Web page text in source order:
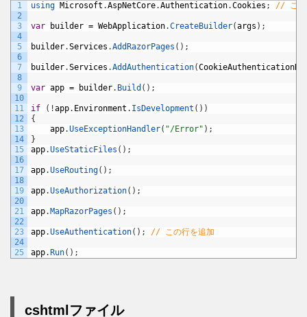
1
2
3
4
5
6
7
8
9
10
11
12
13
14
15
16
17
18
19
20
21
22
23
24
25
using Microsoft .AspNetCore.Authentication.Cookies ; // この
var builder = WebApplication.CreateBuilder(args ) ;
builder.Services .AddRazorPages ( ) ;
builder.Services .AddAuthentication(
var app = builder. Build ( ) ;
if ( !app. Environment . IsDevelopment ( ) )
{
app.UseExceptionHandler( "/Error" ) ;
}
app.UseStaticFiles ( ) ;
app.UseRouting( ) ;
app.UseAuthorization( ) ;
app. MapRazorPages ( ) ;
app.UseAuthentication( ) ; // この行を追加
app. Run( ) ;
cshtmlファイル